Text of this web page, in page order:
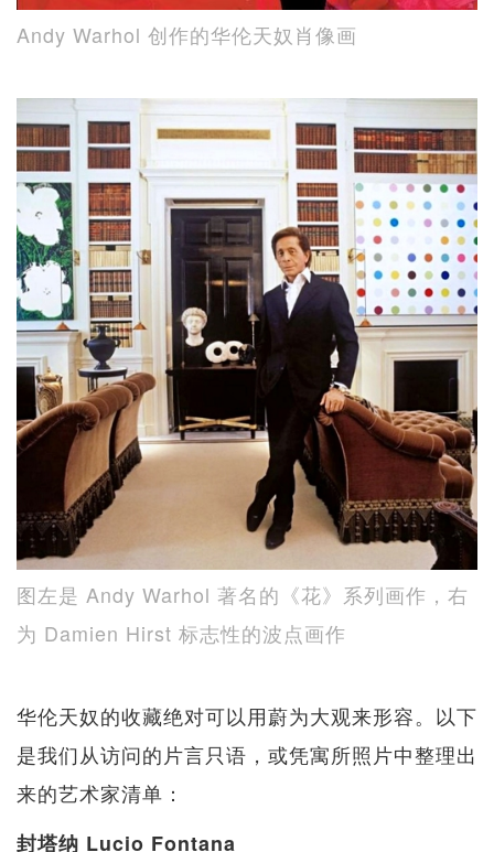
Andy Warhol 创作的华伦天奴肖像画
图左是 Andy Warhol 著名的《花》系列画作，右
为 Damien Hirst 标志性的波点画作
华伦天奴的收藏绝对可以用蔚为大观来形容。以下
是我们从访问的片言只语，或凭寓所照片中整理出
来的艺术家清单：
封塔纳 Lucio Fontana